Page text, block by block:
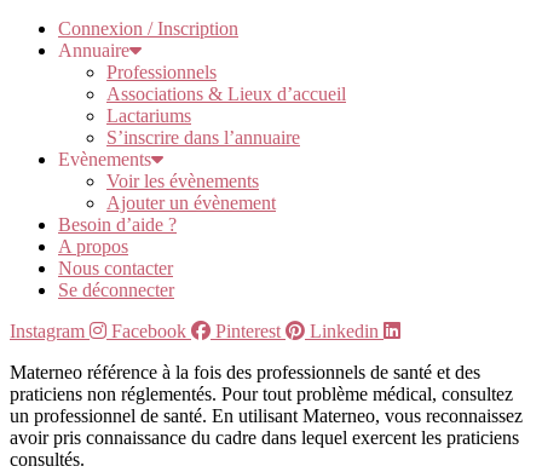
Connexion / Inscription
Annuaire
Professionnels
Associations & Lieux d’accueil
Lactariums
S’inscrire dans l’annuaire
Evènements
Voir les évènements
Ajouter un évènement
Besoin d’aide ?
A propos
Nous contacter
Se déconnecter
Instagram
Facebook Pinterest
Linkedin
Materneo référence à la fois des professionnels de santé et des
praticiens non réglementés. Pour tout problème médical, consultez
un professionnel de santé. En utilisant Materneo, vous reconnaissez
avoir pris connaissance du cadre dans lequel exercent les praticiens
consultés.